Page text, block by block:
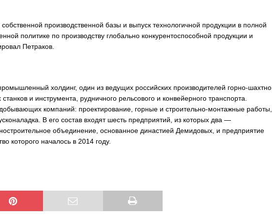
производственной базы и выпуск технологичной продукции в полной
политике по производству глобально конкурентоспособной продукции и
Петраков.
холдинг, один из ведущих российских производителей горно-
и инструмента, рудничного рельсового и конвейерного транспорта.
компаний: проектирование, горные и строительно-монтажные работы,
В его состав входят шесть предприятий, из которых два —
объединение, основанное династией Демидовых, и предприятие
которого началось в 2014 году.